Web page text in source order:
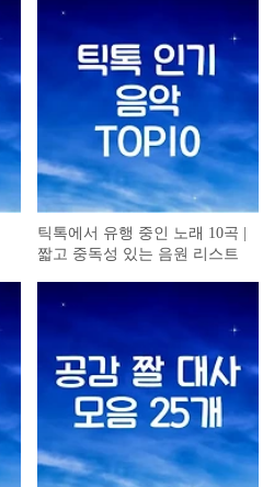
틱톡에서 유행 중인 노래 10곡 |
짧고 중독성 있는 음원 리스트